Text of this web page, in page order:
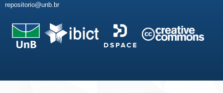
repositorio@unb.br